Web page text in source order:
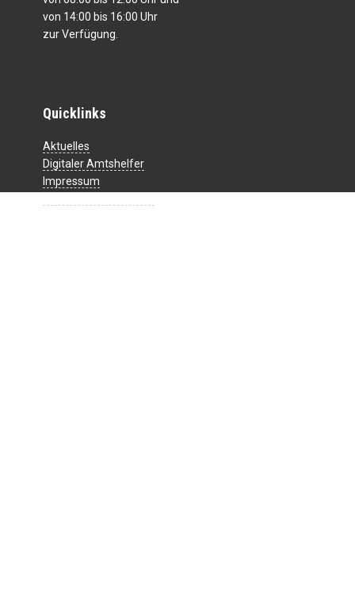
von 14:00 bis 16:00 Uhr
zur Verfügung.
Quicklinks
Aktuelles
Digitaler Amtshelfer
Impressum